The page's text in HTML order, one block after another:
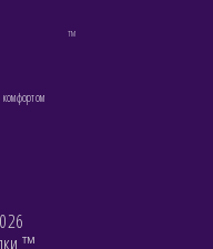
TM
комфортом
™